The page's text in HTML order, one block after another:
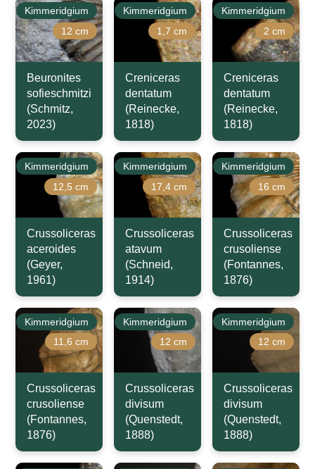
Kimmeridgium
12 cm
Beuronites
sofieschmitzi
(Schmitz,
2023)
Kimmeridgium
1,7 cm
Creniceras
dentatum
(Reinecke,
1818)
Kimmeridgium
2 cm
Creniceras
dentatum
(Reinecke,
1818)
Kimmeridgium
12,5 cm
Crussoliceras
aceroides
(Geyer,
1961)
Kimmeridgium
17,4 cm
Crussoliceras
atavum
(Schneid,
1914)
Kimmeridgium
16 cm
Crussoliceras
crusoliense
(Fontannes,
1876)
Kimmeridgium
11,6 cm
Crussoliceras
crusoliense
(Fontannes,
1876)
Kimmeridgium
12 cm
Crussoliceras
divisum
(Quenstedt,
1888)
Kimmeridgium
12 cm
Crussoliceras
divisum
(Quenstedt,
1888)